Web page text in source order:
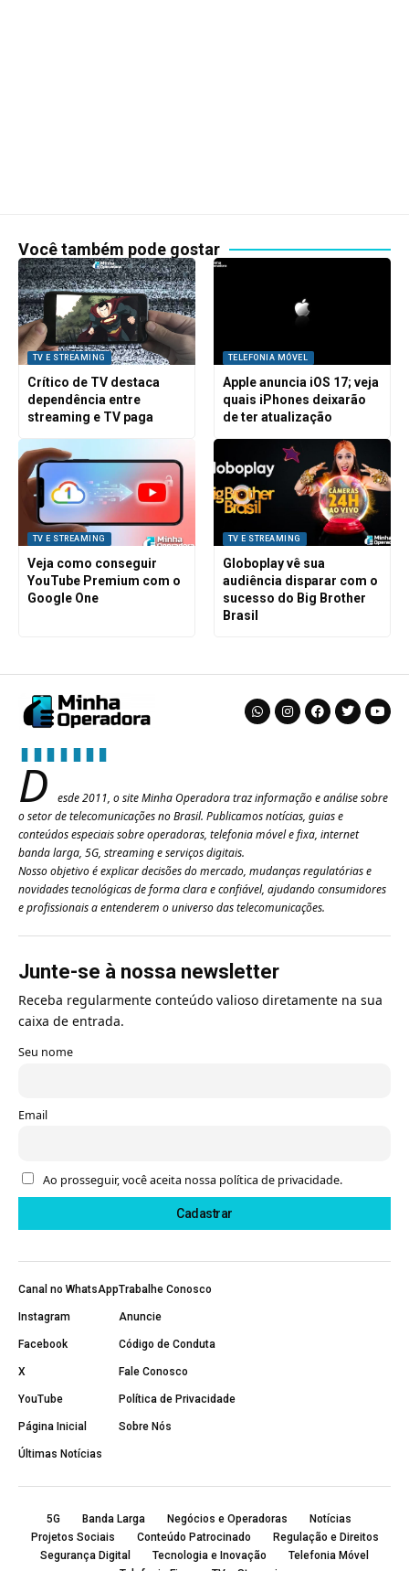
Você também pode gostar
TV E STREAMING
Crítico de TV destaca
dependência entre
streaming e TV paga
TELEFONIA MÓVEL
Apple anuncia iOS 17; veja
quais iPhones deixarão
de ter atualização
TV E STREAMING
Veja como conseguir
YouTube Premium com o
Google One
TV E STREAMING
Globoplay vê sua
audiência disparar com o
sucesso do Big Brother
Brasil
D
esde 2011, o site Minha Operadora traz informação e análise sobre
o setor de telecomunicações no Brasil. Publicamos notícias, guias e
conteúdos especiais sobre operadoras, telefonia móvel e fixa, internet
banda larga, 5G, streaming e serviços digitais.
Nosso objetivo é explicar decisões do mercado, mudanças regulatórias e
novidades tecnológicas de forma clara e confiável, ajudando consumidores
e profissionais a entenderem o universo das telecomunicações.
Junte-se à nossa newsletter
Receba regularmente conteúdo valioso diretamente na sua
caixa de entrada.
Seu nome
Email
Ao prosseguir, você aceita nossa política de privacidade.
Canal no WhatsApp
Instagram
Facebook
X
YouTube
Página Inicial
Últimas Notícias
Trabalhe Conosco
Anuncie
Código de Conduta
Fale Conosco
Política de Privacidade
Sobre Nós
5G Banda Larga Negócios e Operadoras
Notícias
Projetos Sociais
Conteúdo Patrocinado
Regulação e Direitos
Segurança Digital
Tecnologia e Inovação
Telefonia Móvel